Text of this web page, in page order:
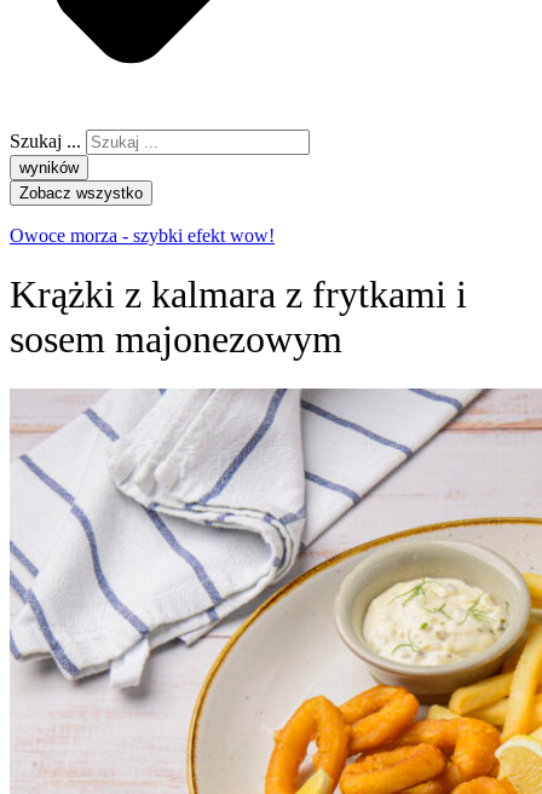
Szukaj ...
wyników
Zobacz wszystko
Owoce morza - szybki efekt wow!
Krążki z kalmara z frytkami i
sosem majonezowym